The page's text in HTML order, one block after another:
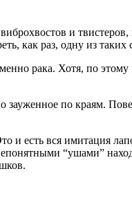
и
как раз, одну из
рака. Хотя, по
по краям.
и есть вся имитация
“ушами”